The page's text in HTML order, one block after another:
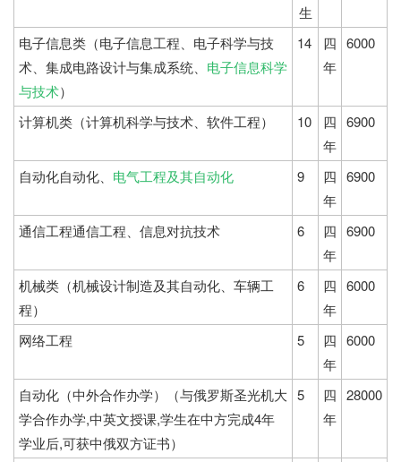
生
电子信息类（电子信息工程、电子科学与技
术、集成电路设计与集成系统、 电子信息科学
与技术）
14
四
年
6000
计算机类（计算机科学与技术、软件工程） 10
四
年
6900
自动化自动化、 电气工程及其自动化 9
四
年
6900
通信工程通信工程、信息对抗技术 6
四
年
6900
机械类（机械设计制造及其自动化、车辆工
程）
6
四
年
6000
网络工程 5
四
年
6000
自动化（中外合作办学）（与俄罗斯圣光机大
学合作办学,中英文授课,学生在中方完成4年
学业后,可获中俄双方证书）
5
四
年
28000